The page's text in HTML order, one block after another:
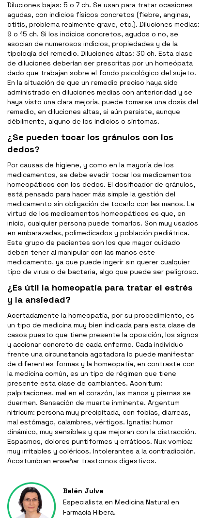
Diluciones bajas: 5 o 7 ch. Se usan para tratar ocasiones
agudas, con indicios físicos concretos (fiebre, anginas,
otitis, problema realmente grave, etc.). Diluciones medias:
9 o 15 ch. Si los indicios concretos, agudos o no, se
asocian de numerosos indicios, propiedades y de la
tipología del remedio. Diluciones altas: 30 ch. Esta clase
de diluciones deberían ser prescritas por un homeópata
dado que trabajan sobre el fondo psicológico del sujeto.
En la situación de que un remedio preciso haya sido
administrado en diluciones medias con anterioridad y se
haya visto una clara mejoría, puede tomarse una dosis del
remedio, en diluciones altas, si aún persiste, aunque
débilmente, alguno de los indicios o síntomas.
¿Se pueden tocar los gránulos con los
dedos?
Por causas de higiene, y como en la mayoría de los
medicamentos, se debe evadir tocar los medicamentos
homeopáticos con los dedos. El dosificador de gránulos,
está pensado para hacer más simple la gestión del
medicamento sin obligación de tocarlo con las manos. La
virtud de los medicamentos homeopáticos es que, en
inicio, cualquier persona puede tomarlos. Son muy usados
en embarazadas, polimedicados y población pediátrica.
Este grupo de pacientes son los que mayor cuidado
deben tener al manipular con las manos este
medicamento, ya que puede ingerir sin querer cualquier
tipo de virus o de bacteria, algo que puede ser peligroso.
¿Es útil la homeopatía para tratar el estrés
y la ansiedad?
Acertadamente la homeopatía, por su procedimiento, es
un tipo de medicina muy bien indicada para esta clase de
casos puesto que tiene presente la oposición, los signos
y accionar concreto de cada enfermo. Cada individuo
frente una circunstancia agotadora lo puede manifestar
de diferentes formas y la homeopatía, en contraste con
la medicina común, es un tipo de régimen que tiene
presente esta clase de cambiantes. Aconitum:
palpitaciones, mal en el corazón, las manos y piernas se
duermen. Sensación de muerte inminente. Argentum
nitricum: persona muy precipitada, con fobias, diarreas,
mal estómago, calambres, vértigos. Ignatia: humor
dinámico, muy sensibles y que mejoran con la distracción.
Espasmos, dolores puntiformes y erráticos. Nux vomica:
muy irritables y coléricos. Intolerantes a la contradicción.
Acostumbran enseñar trastornos digestivos.
Belén Julve
Especialista en Medicina Natural en
Farmacia Ribera.